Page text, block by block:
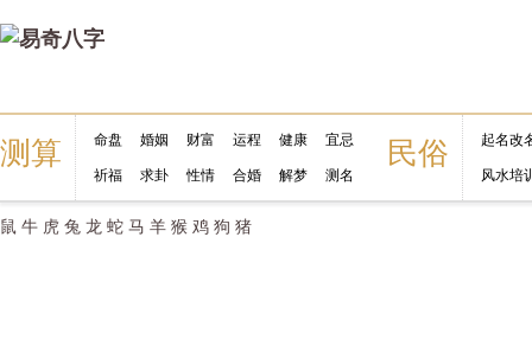
测算 命盘 婚姻 财富 运程 健康 宜忌
祈福 求卦 性情 合婚 解梦 测名
民俗 起名改
风水培
鼠 牛 虎 兔 龙 蛇 马 羊 猴 鸡 狗 猪